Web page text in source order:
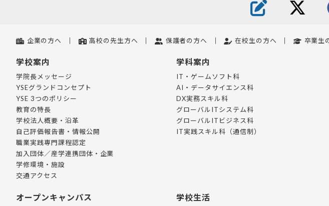
企業の方へ 高校の先生方へ 保護者の方へ 在校生の方へ 卒業生
学校案内
学院長メッセージ
YSEグランドコンセプト
YSE 3つのポリシー
教育の特長
学校法人概要・沿革
自己評価報告書・情報公開
職業実践専門課程認定
加入団体／産学連携団体・企業
学修環境・施設
交通アクセス
学科案内
IT・ゲームソフト科
AI・データサイエンス科
DX実務スキル科
グローバルITシステム科
グローバルITビジネス科
IT実践スキル科（通信制）
オープンキャンパス 学校生活